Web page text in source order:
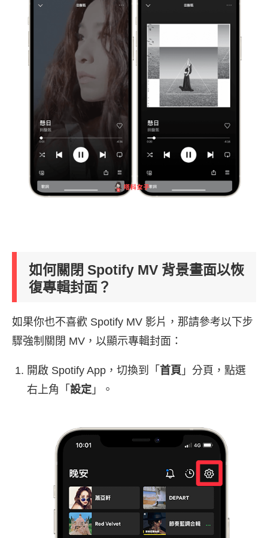
如何關閉 Spotify MV 背景畫面以恢
復專輯封面？
如果你也不喜歡 Spotify MV 影片，那請參考以下步
驟強制關閉 MV，以顯示專輯封面：
開啟 Spotify App，切換到「 首頁 」分頁，點選
右上角「 設定 」。